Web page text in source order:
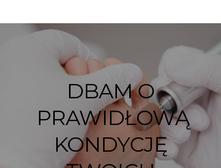
DBAM O
PRAWIDŁOWĄ
KONDYCJĘ